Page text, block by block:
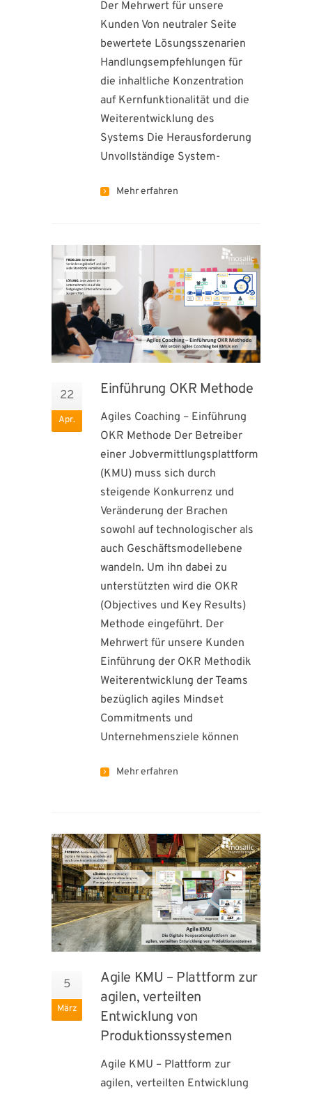
Der Mehrwert für unsere
Kunden Von neutraler Seite
bewertete Lösungsszenarien
Handlungsempfehlungen für
die inhaltliche Konzentration
auf Kernfunktionalität und die
Weiterentwicklung des
Systems Die Herausforderung
Unvollständige System-
Mehr erfahren
22
Apr.
Einführung OKR Methode
Agiles Coaching – Einführung
OKR Methode Der Betreiber
einer Jobvermittlungsplattform
(KMU) muss sich durch
steigende Konkurrenz und
Veränderung der Brachen
sowohl auf technologischer als
auch Geschäftsmodellebene
wandeln. Um ihn dabei zu
unterstützten wird die OKR
(Objectives und Key Results)
Methode eingeführt. Der
Mehrwert für unsere Kunden
Einführung der OKR Methodik
Weiterentwicklung der Teams
bezüglich agiles Mindset
Commitments und
Unternehmensziele können
Mehr erfahren
5
März
Agile KMU – Plattform zur
agilen, verteilten
Entwicklung von
Produktionssystemen
Agile KMU – Plattform zur
agilen, verteilten Entwicklung